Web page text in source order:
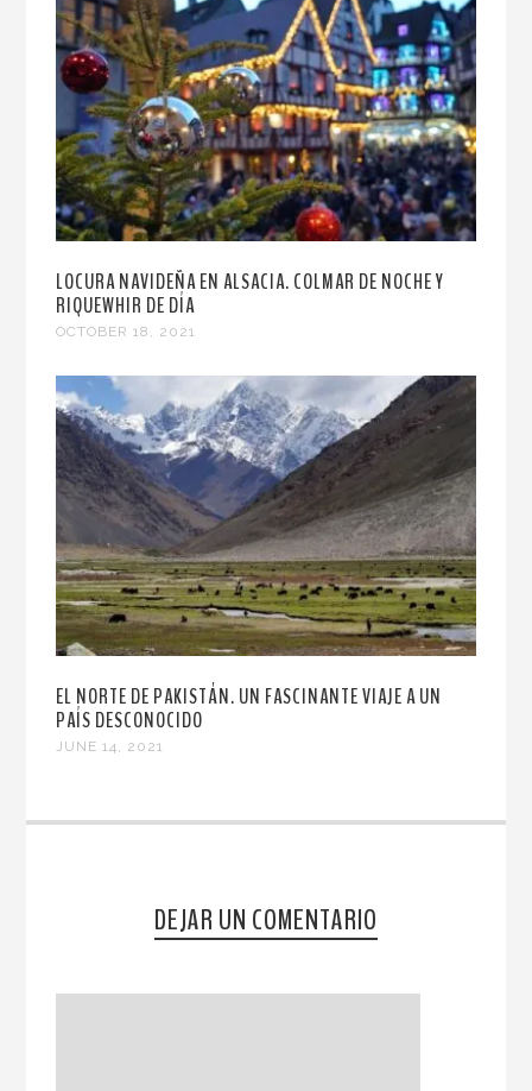
LOCURA NAVIDEÑA EN ALSACIA. COLMAR DE NOCHE Y
RIQUEWHIR DE DÍA
OCTOBER 18, 2021
EL NORTE DE PAKISTÁN. UN FASCINANTE VIAJE A UN
PAÍS DESCONOCIDO
JUNE 14, 2021
DEJAR UN COMENTARIO